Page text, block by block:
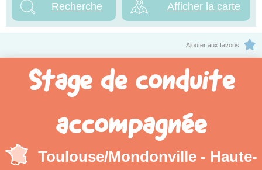
Afficher la carte
Ajouter aux favoris
Stage de conduite
accompagnée
Toulouse/Mondonville - Haute-